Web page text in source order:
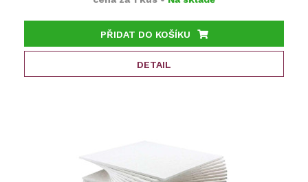
PŘIDAT DO KOŠÍKU
DETAIL